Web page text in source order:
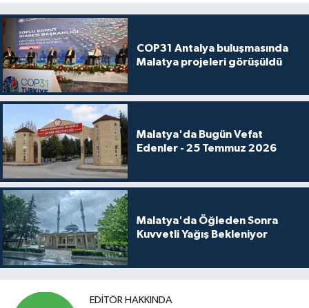
COP31 Antalya buluşmasında
Malatya projeleri görüşüldü
Malatya'da Bugün Vefat
Edenler - 25 Temmuz 2026
Malatya'da Öğleden Sonra
Kuvvetli Yağış Bekleniyor
EDITÖR HAKKINDA